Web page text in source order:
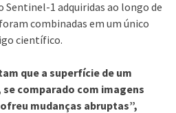
Sentinel-1 adquiridas ao longo de
combinadas em um único
científico.
que a superfície de um
comparado com imagens
mudanças abruptas”,